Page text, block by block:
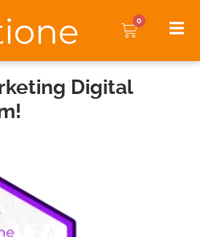
0
Digital